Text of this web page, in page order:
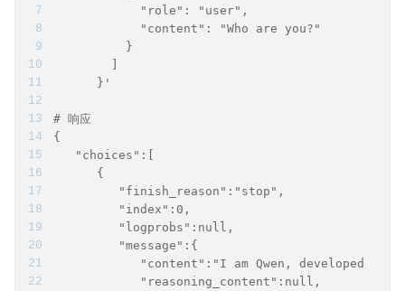
            "role": "user",
            "content": "Who are you?"
          }
      }'
# 响应
{
   "choices":[
      {
         "finish_reason":"stop",
         "index":0,
         "logprobs":null,
         "message":{
"content":"I am Qwen, developed by
            "reasoning_content":null,